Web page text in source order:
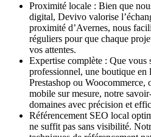
Proximité locale : Bien que
digital, Devivo valorise
proximité d’Avernes, nous
réguliers pour que chaque
vos attentes.
Expertise complète : Que vous
professionnel, une boutique en
Prestashop ou Woocommerce,
mobile sur mesure, notre
domaines avec précision et
Référencement SEO local
ne suffit pas sans visibilité.